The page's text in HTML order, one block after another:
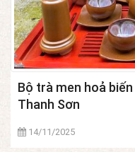
Bộ trà men hoả
Thanh Sơn
14/11/2025